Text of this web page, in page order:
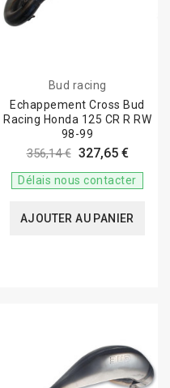
Bud racing
Echappement Cross Bud
Racing Honda 125 CR R RW
98-99
356,14 € 327,65 €
Délais nous contacter
AJOUTER AU PANIER